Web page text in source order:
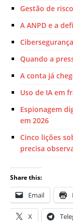
Gestão de
A ANPD e a
Quando a
A conta já
Uso de IA em
Espionagem
em 2026
Cinco lições
precisa
Share this:
Email
X